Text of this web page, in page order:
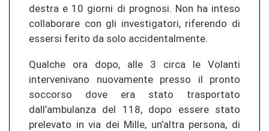
destra e 10 giorni di prognosi. Non ha inteso
collaborare con gli investigatori, riferendo di
essersi ferito da solo accidentalmente.
Qualche ora dopo, alle 3 circa le Volanti
intervenivano nuovamente presso il pronto
soccorso dove era stato trasportato
dall’ambulanza del 118, dopo essere stato
prelevato in via dei Mille, un’altra persona, di